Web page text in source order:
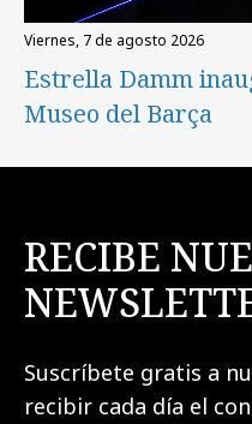
viernes, 7 de agosto 2026
Estrella Damm
Museo del Barça
RECIBE
Suscríbete gratis a
recibir cada día el